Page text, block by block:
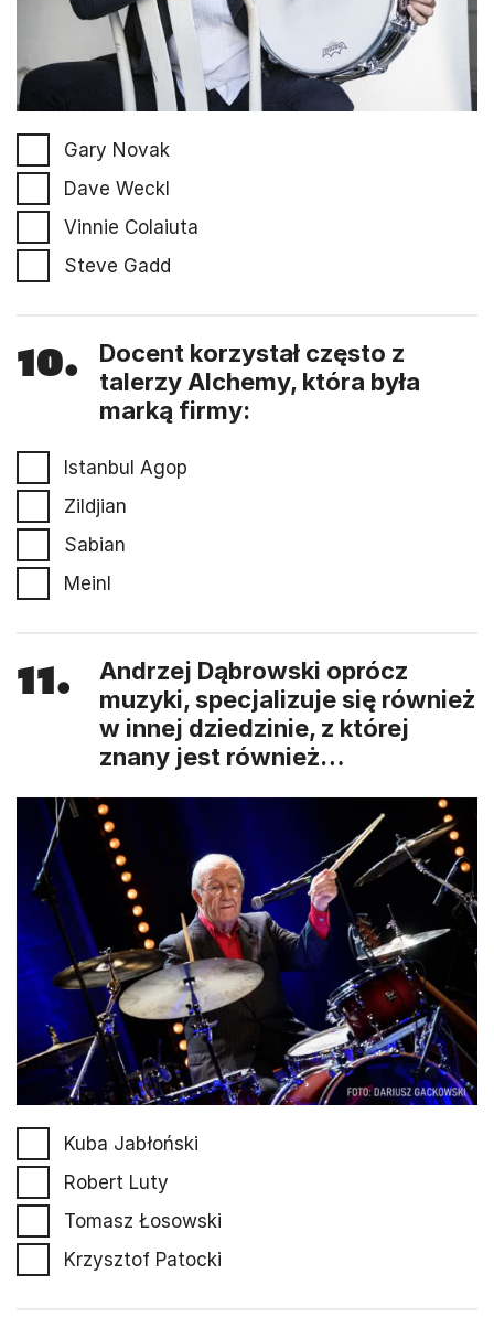
Gary Novak
Dave Weckl
Vinnie Colaiuta
Steve Gadd
10.
Docent korzystał często z
talerzy Alchemy, która była
marką firmy:
Istanbul Agop
Zildjian
Sabian
Meinl
11.
Andrzej Dąbrowski oprócz
muzyki, specjalizuje się również
w innej dziedzinie, z której
znany jest również…
Kuba Jabłoński
Robert Luty
Tomasz Łosowski
Krzysztof Patocki